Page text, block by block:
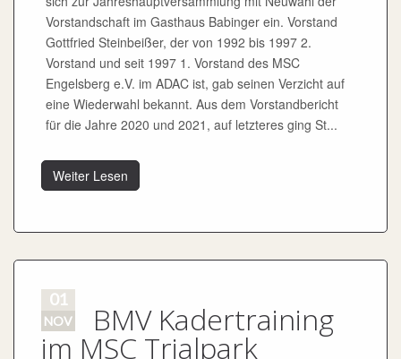
Vorstandschaft im Gasthaus Babinger ein. Vorstand
Gottfried Steinbeißer, der von 1992 bis 1997 2.
Vorstand und seit 1997 1. Vorstand des MSC
Engelsberg e.V. im ADAC ist, gab seinen Verzicht auf
eine Wiederwahl bekannt. Aus dem Vorstandbericht
für die Jahre 2020 und 2021, auf letzteres ging St...
Weiter Lesen
01
NOV BMV Kadertraining
im MSC Trialpark